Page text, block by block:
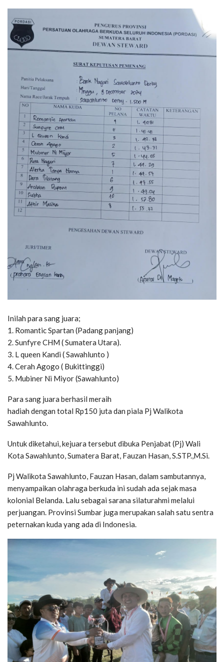
Inilah para sang juara;
1. Romantic Spartan (Padang panjang)
2. Sunfyre CHM ( Sumatera Utara).
3. L queen Kandi ( Sawahlunto )
4. Cerah Agogo ( Bukittinggi)
5. Mubiner Ni Miyor (Sawahlunto)
Para sang juara berhasil meraih
hadiah dengan total Rp150 juta dan piala Pj Walikota
Sawahlunto.
Untuk diketahui, kejuara tersebut dibuka Penjabat (Pj) Wali
Kota Sawahlunto, Sumatera Barat, Fauzan Hasan, S.STP.,M.Si.
Pj Walikota Sawahlunto, Fauzan Hasan, dalam sambutannya,
menyampaikan olahraga berkuda ini sudah ada sejak masa
kolonial Belanda. Lalu sebagai sarana silaturahmi melalui
perjuangan. Provinsi Sumbar juga merupakan salah satu sentra
peternakan kuda yang ada di Indonesia.